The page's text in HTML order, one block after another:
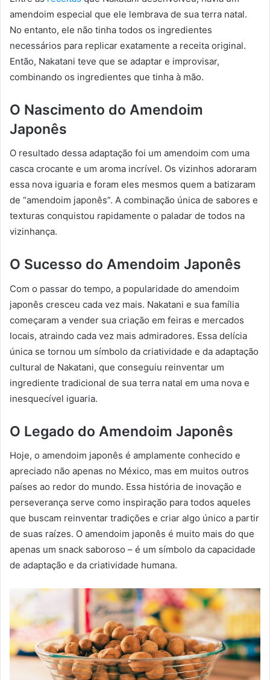
amendoim especial que ele lembrava de sua terra natal.
No entanto, ele não tinha todos os ingredientes
necessários para replicar exatamente a receita original.
Então, Nakatani teve que se adaptar e improvisar,
combinando os ingredientes que tinha à mão.
O Nascimento do Amendoim
Japonês
O resultado dessa adaptação foi um amendoim com uma
casca crocante e um aroma incrível. Os vizinhos adoraram
essa nova iguaria e foram eles mesmos quem a batizaram
de “amendoim japonês”. A combinação única de sabores e
texturas conquistou rapidamente o paladar de todos na
vizinhança.
O Sucesso do Amendoim Japonês
Com o passar do tempo, a popularidade do amendoim
japonês cresceu cada vez mais. Nakatani e sua família
começaram a vender sua criação em feiras e mercados
locais, atraindo cada vez mais admiradores. Essa delícia
única se tornou um símbolo da criatividade e da adaptação
cultural de Nakatani, que conseguiu reinventar um
ingrediente tradicional de sua terra natal em uma nova e
inesquecível iguaria.
O Legado do Amendoim Japonês
Hoje, o amendoim japonês é amplamente conhecido e
apreciado não apenas no México, mas em muitos outros
países ao redor do mundo. Essa história de inovação e
perseverança serve como inspiração para todos aqueles
que buscam reinventar tradições e criar algo único a partir
de suas raízes. O amendoim japonês é muito mais do que
apenas um snack saboroso – é um símbolo da capacidade
de adaptação e da criatividade humana.